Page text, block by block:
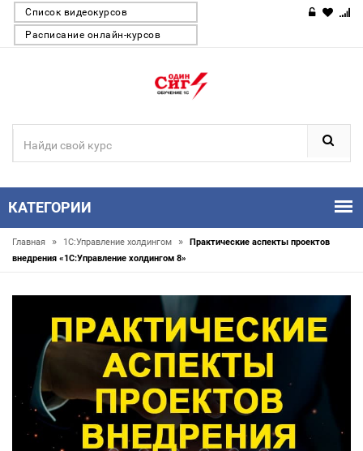
Список видеокурсов
Расписание онлайн-курсов
КАТЕГОРИИ
Главная » 1С:Управление холдингом »
Практические аспекты проектов
внедрения «1С:Управление холдингом 8»